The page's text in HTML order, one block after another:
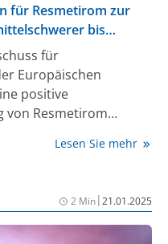
für Resmetirom zur
bis
für
Europäischen
positive
von Resmetirom
nicht-zirrhotischer
bis
eingesetzt werden.
Kommission
Lesen Sie mehr
2 Min|21.01.2025